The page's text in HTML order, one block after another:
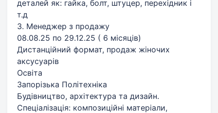
деталей як: гайка, болт, штуцер, перехідник і
т.д
3. Менеджер з продажу
08.08.25 по 29.12.25 ( 6 місяців)
Дистанційний формат, продаж жіночих
аксусуарів
Освіта
Запорізька Політехніка
Будівництво, архітектура та дизайн.
Спеціалізація: композиційні матеріали,